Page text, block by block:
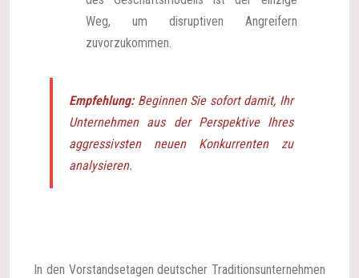
Weg, um disruptiven Angreifern
zuvorzukommen.
Empfehlung:Beginnen Sie sofort damit, Ihr
Unternehmen aus der Perspektive Ihres
aggressivsten neuen Konkurrenten zu
analysieren.
In den Vorstandsetagen deutscher Traditionsunternehmen